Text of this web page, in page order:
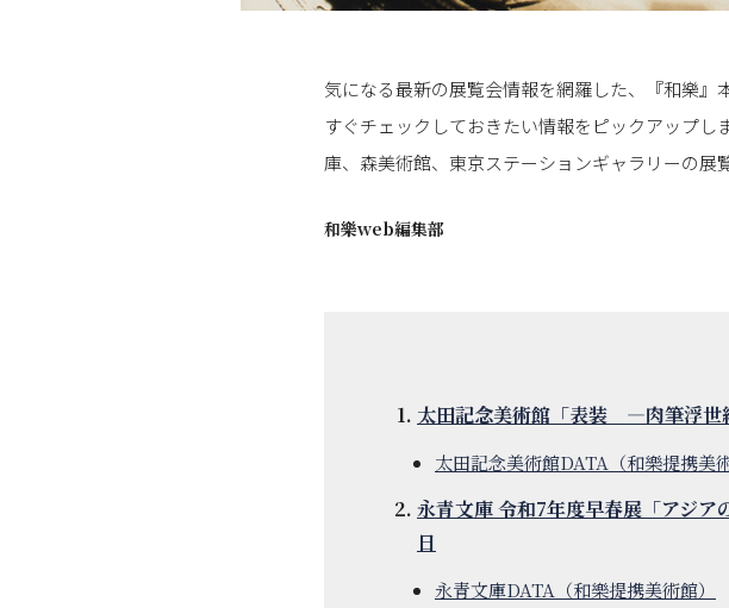
気になる最新の展覧会情報を網羅した、『和樂
すぐチェックしておきたい情報をピックアップ
庫、森美術館、東京ステーションギャラリーの展
和樂web編集部
太田記念美術館「表装 ―肉筆浮世
太田記念美術館DATA（和樂提携美術
永青文庫 令和7年度早春展「アジ
日
永青文庫DATA（和樂提携美術館）